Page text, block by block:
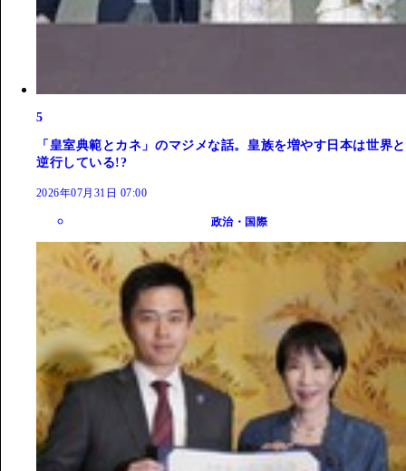
5
「皇室典範とカネ」のマジメな話。皇族を増やす日本は世界と
逆行している!?
2026年07月31日 07:00
政治・国際